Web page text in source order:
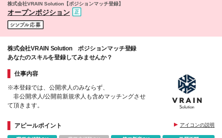
す。
株式会社VRAIN Solution【ポジションマッチ登録】
オープンポジション
株式会社VRAIN Solution ポジションマッチ登録
あなたのスキルを登録してみませんか？
仕事内容
※本登録では、公開求人のみならず、
非公開求人/公開前新規求人も含めマッチングさせ
て頂きます。
アピールポイント アイコンの説明